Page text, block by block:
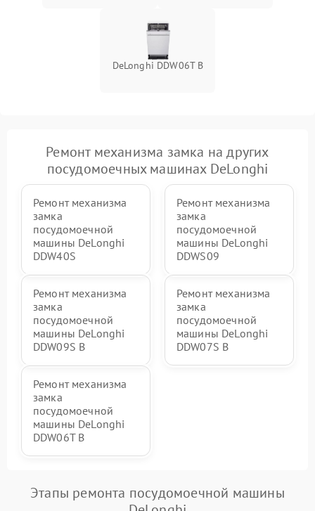
DeLonghi DDW06T B
Ремонт механизма замка на других
посудомоечных машинах DeLonghi
Ремонт механизма
замка
посудомоечной
машины DeLonghi
DDW40S
Ремонт механизма
замка
посудомоечной
машины DeLonghi
DDWS09
Ремонт механизма
замка
посудомоечной
машины DeLonghi
DDW09S B
Ремонт механизма
замка
посудомоечной
машины DeLonghi
DDW07S B
Ремонт механизма
замка
посудомоечной
машины DeLonghi
DDW06T B
Этапы ремонта посудомоечной машины